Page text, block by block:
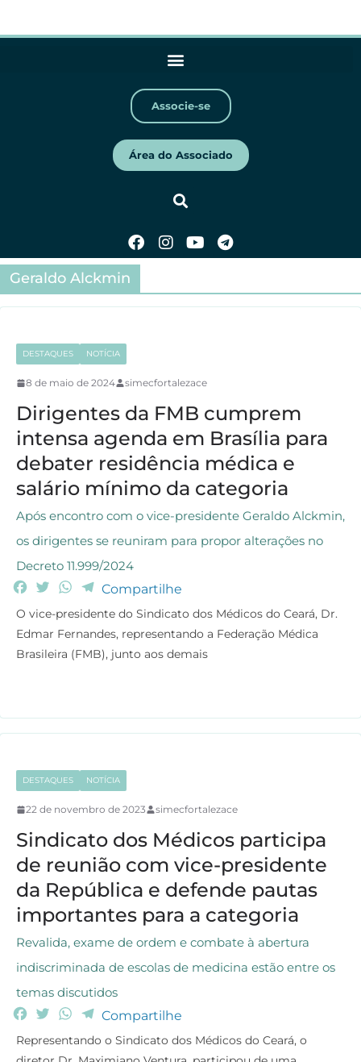
Associe-se
Área do Associado
Geraldo Alckmin
DESTAQUES NOTÍCIA
8 de maio de 2024 simecfortalezace
Dirigentes da FMB cumprem
intensa agenda em Brasília para
debater residência médica e
salário mínimo da categoria
Após encontro com o vice-presidente Geraldo Alckmin,
os dirigentes se reuniram para propor alterações no
Decreto 11.999/2024
F
c
e
b
t
W
a
t
s
T
l
e
g
Compartilhe
O vice-presidente do Sindicato dos Médicos do Ceará, Dr.
Edmar Fernandes, representando a Federação Médica
Brasileira (FMB), junto aos demais
DESTAQUES NOTÍCIA
22 de novembro de 2023 simecfortalezace
Sindicato dos Médicos participa
de reunião com vice-presidente
da República e defende pautas
importantes para a categoria
Revalida, exame de ordem e combate à abertura
indiscriminada de escolas de medicina estão entre os
temas discutidos
F
c
i
W
a
T
l
Compartilhe
Representando o Sindicato dos Médicos do Ceará, o